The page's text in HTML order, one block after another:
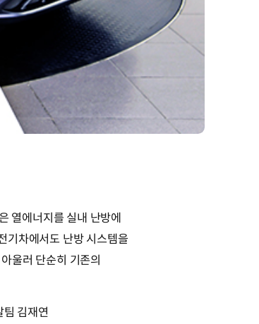
열에너지를 실내 난방에
기차에서도 난방 시스템을
울러 단순히 기존의
팀 김재연